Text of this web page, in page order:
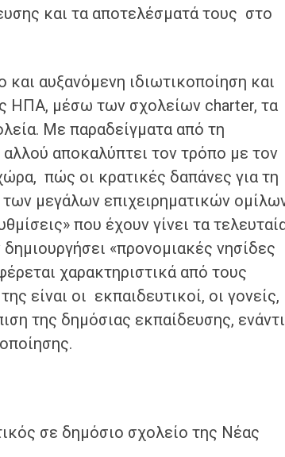
και τα αποτελέσματά τους στο
αυξανόμενη ιδιωτικοποίηση και
ΗΠΑ, μέσω των σχολείων charter, τα
Με παραδείγματα από τη
αποκαλύπτει τον τρόπο με τον
πώς οι κρατικές δαπάνες για τη
μεγάλων επιχειρηματικών
που έχουν γίνει τα
«προνομιακές νησίδες
χαρακτηριστικά από τους
είναι οι εκπαιδευτικοί, οι γονείς,
της δημόσιας εκπαίδευσης,
σε δημόσιο σχολείο της Νέας